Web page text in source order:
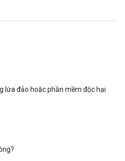
lừa đảo hoặc phần mềm độc hại